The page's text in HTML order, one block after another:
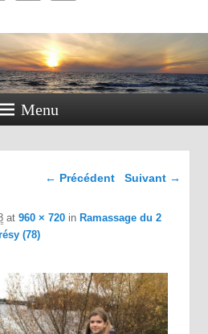
Menu
Navigation dans les
← Précédent Suivant →
at960 × 720 in Ramassage du 2
(78)